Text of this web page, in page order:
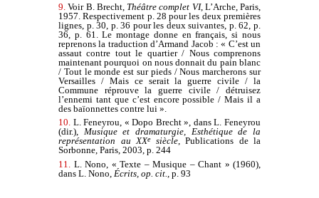
9. Voir B. Brecht, Théâtre complet VI, L’Arche, Paris,
1957. Respectivement p. 28 pour les deux premières
lignes, p. 30, p. 36 pour les deux suivantes, p. 62, p.
36, p. 61. Le montage donne en français, si nous
reprenons la traduction d’Armand Jacob : « C’est un
assaut contre tout le quartier / Nous comprenons
maintenant pourquoi on nous donnait du pain blanc
/ Tout le monde est sur pieds / Nous marcherons sur
Versailles / Mais ce serait la guerre civile / la
Commune réprouve la guerre civile / détruisez
l’ennemi tant que c’est encore possible / Mais il a
des baïonnettes contre lui ».
10. L. Feneyrou, « Dopo Brecht », dans L. Feneyrou
(dir.), Musique et dramaturgie, Esthétique de la
représentation au XXesiècle, Publications de la
Sorbonne, Paris, 2003, p. 244
11.
L. Nono, « Texte – Musique – Chant » (1960),
dans L. Nono, Écrits, op. cit. , p. 93